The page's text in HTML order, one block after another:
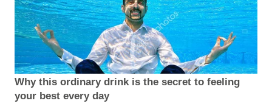
Why this ordinary drink is the secret to feeling
your best every day